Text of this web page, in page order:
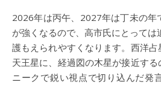
2026年は丙午、2027年は丁未の年
が強くなるので、高市氏にとっては
護もえられやすくなります。西洋
天王星に、経過図の木星が接近す
ニークで鋭い視点で切り込んだ発